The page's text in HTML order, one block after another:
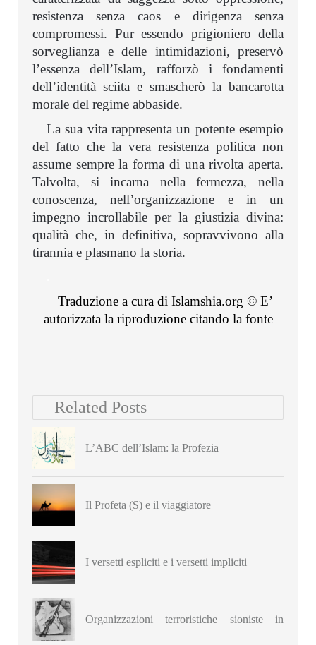
resistenza senza caos e dirigenza senza
compromessi. Pur essendo prigioniero della
sorveglianza e delle intimidazioni, preservò
l’essenza dell’Islam, rafforzò i fondamenti
dell’identità sciita e smascherò la bancarotta
morale del regime abbaside.
La sua vita rappresenta un potente esempio
del fatto che la vera resistenza politica non
assume sempre la forma di una rivolta aperta.
Talvolta, si incarna nella fermezza, nella
conoscenza, nell’organizzazione e in un
impegno incrollabile per la giustizia divina:
qualità che, in definitiva, sopravvivono alla
tirannia e plasmano la storia.
Traduzione a cura di Islamshia.org © E’
autorizzata la riproduzione citando la fonte
Related Posts
L’ABC dell’Islam: la Profezia
Il Profeta (S) e il viaggiatore
I versetti espliciti e i versetti impliciti
Organizzazioni terroristiche sioniste in